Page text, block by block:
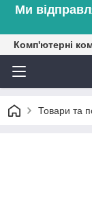
Ми
Комп'ютерні
Товари та